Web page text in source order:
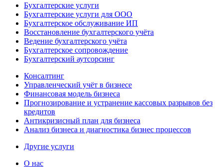
Бухгалтерские услуги
Бухгалтерские услуги для ООО
Бухгалтерское обслуживание ИП
Восстановление бухгалтерского учёта
Ведение бухгалтерского учёта
Бухгалтерское сопровождение
Бухгалтерский аутсорсинг
Консалтинг
Управленческий учёт в бизнесе
Финансовая модель бизнеса
Прогнозирование и устранение кассовых разрывов без
кредитов
Антикризисный план для бизнеса
Анализ бизнеса и диагностика бизнес процессов
Другие услуги
О нас